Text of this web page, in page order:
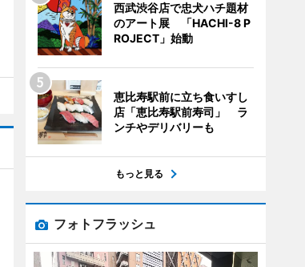
西武渋谷店で忠犬ハチ題材
のアート展 「HACHI-8 P
ROJECT」始動
恵比寿駅前に立ち食いすし
店「恵比寿駅前寿司」 ラ
ンチやデリバリーも
もっと見る
フォトフラッシュ